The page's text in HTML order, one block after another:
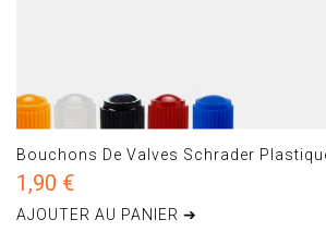
Bouchons De Valves Schrader
1,90 €
AJOUTER AU PANIER ➔